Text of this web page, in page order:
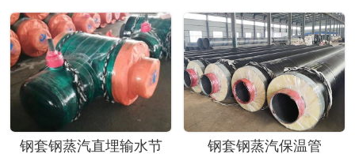
钢套钢蒸汽直埋输水节 钢套钢蒸汽保温管